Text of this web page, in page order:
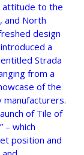
attitude to the
and North
design
a
Strada
from a
of the
of Tile of
– which
position and